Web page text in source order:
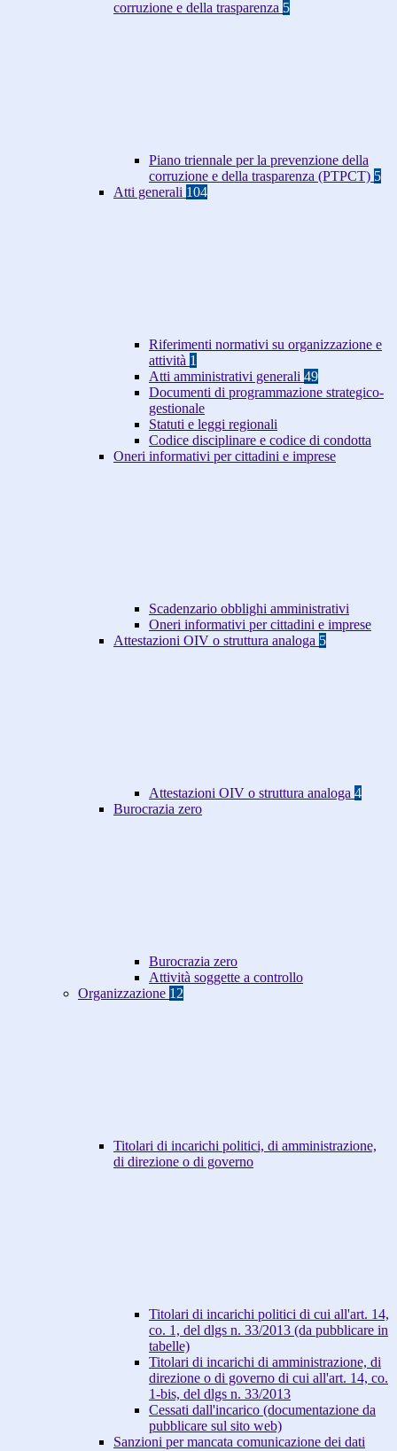
corruzione e della trasparenza 5
Piano triennale per la prevenzione della
corruzione e della trasparenza (PTPCT) 5
Atti generali 104
Riferimenti normativi su organizzazione e
attività 1
Atti amministrativi generali 49
Documenti di programmazione strategico-
gestionale
Statuti e leggi regionali
Codice disciplinare e codice di condotta
Oneri informativi per cittadini e imprese
Scadenzario obblighi amministrativi
Oneri informativi per cittadini e imprese
Attestazioni OIV o struttura analoga 5
Attestazioni OIV o struttura analoga 4
Burocrazia zero
Burocrazia zero
Attività soggette a controllo
Organizzazione 12
Titolari di incarichi politici, di amministrazione,
di direzione o di governo
Titolari di incarichi politici di cui all'art. 14,
co. 1, del dlgs n. 33/2013 (da pubblicare in
tabelle)
Titolari di incarichi di amministrazione, di
direzione o di governo di cui all'art. 14, co.
1-bis, del dlgs n. 33/2013
Cessati dall'incarico (documentazione da
pubblicare sul sito web)
Sanzioni per mancata comunicazione dei dati